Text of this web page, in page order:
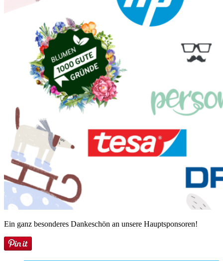
Ein ganz besonderes Dankeschön an unsere Hauptsponsoren!